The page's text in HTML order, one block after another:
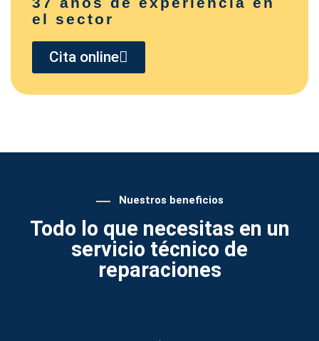
el sector
Cita online
Nuestros beneficios
Todo lo que necesitas en un
servicio técnico de
reparaciones